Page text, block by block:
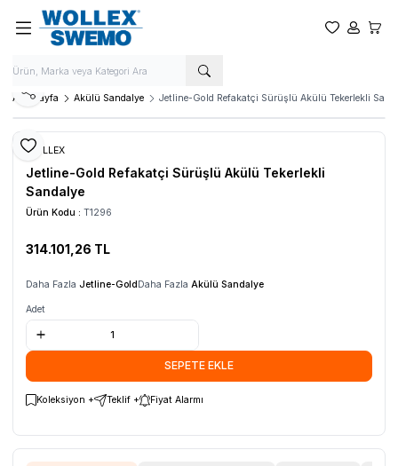
Favorilerim
Hesabım
Ana Sayfa Akülü Sandalye Jetline-Gold Refakatçi Sürüşlü Akülü Tekerlekli
Favoriye Ekle
Paylaş
WOLLEX
Jetline-Gold Refakatçi Sürüşlü Akülü Tekerlekli
Sandalye
Ürün Kodu : T1296
314.101,26 TL
Daha Fazla Jetline-Gold Daha Fazla Akülü Sandalye
Adet
SEPETE EKLE
Koleksiyon + Teklif + Fiyat Alarmı